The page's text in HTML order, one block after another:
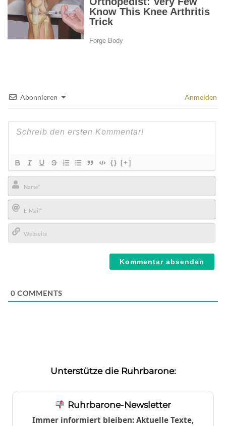
Abonnieren Anmelden
{} [+]
Name*
E-
Mail*
0 COMMENTS
Unterstütze die Ruhrbarone:
Ruhrbarone-Newsletter
Immer informiert bleiben: Aktuelle Texte,